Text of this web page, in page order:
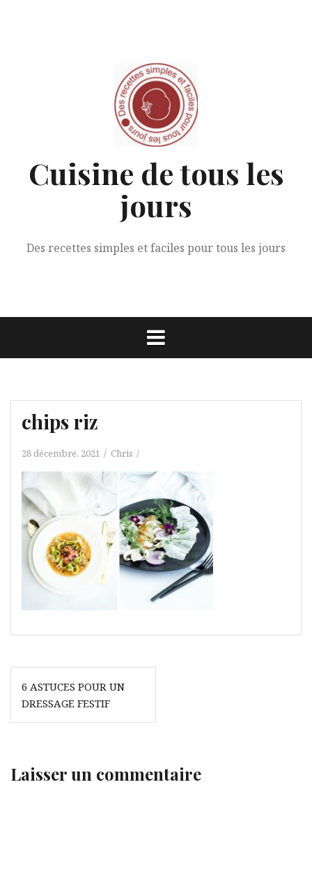
Cuisine de tous les
jours
Des recettes simples et faciles pour tous les jours
chips riz
28 décembre, 2021 Chris
Navigation
de
l’article
6 ASTUCES POUR UN
DRESSAGE FESTIF
Laisser un commentaire